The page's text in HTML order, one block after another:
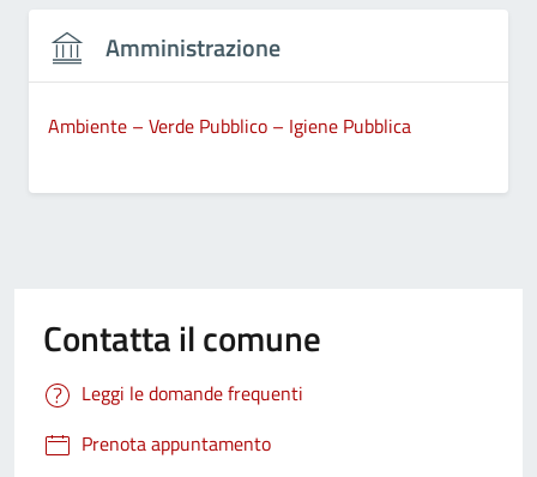
Amministrazione
Ambiente – Verde Pubblico – Igiene Pubblica
Contatta il comune
Leggi le domande frequenti
Prenota appuntamento